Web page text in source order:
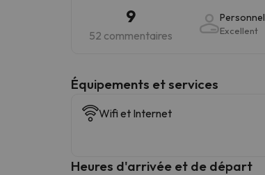
9
52 commentaires
Personnel
Excellent
​Équipements et services
Wifi et Internet
Heures d'arrivée et de départ